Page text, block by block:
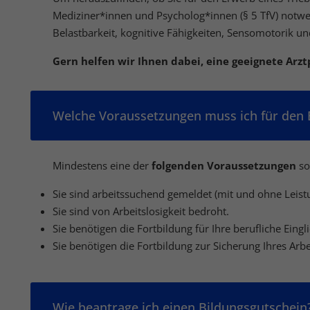
Mediziner*innen und Psycholog*innen (§ 5 TfV)
Belastbarkeit, kognitive Fähigkeiten, Sensomotorik
Gern helfen wir Ihnen dabei, eine geeignete
Welche Voraussetzungen muss ich für
Mindestens eine der folgenden Voraussetzungen
Sie sind arbeitssuchend gemeldet (mit und ohne
Sie sind von Arbeitslosigkeit bedroht.
Sie benötigen die Fortbildung für Ihre berufliche
Sie benötigen die Fortbildung zur Sicherung Ihres